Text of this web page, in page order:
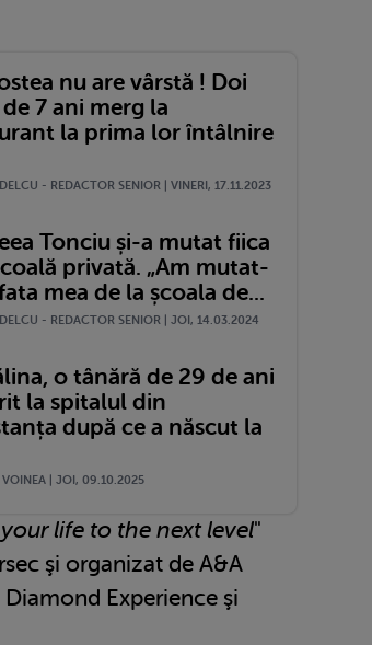
nu are vârstă ! Doi
7 ani merg la
la prima lor întâlnire
- REDACTOR SENIOR | VINERI, 17.11.2023
Tonciu și-a mutat fiica
privată. „Am mutat-
mea de la școala de...
- REDACTOR SENIOR | JOI, 14.03.2024
o tânără de 29 de ani
la spitalul din
după ce a născut la
VOINEA | JOI, 09.10.2025
your life to the next level"
şi organizat de A&A
Experience şi